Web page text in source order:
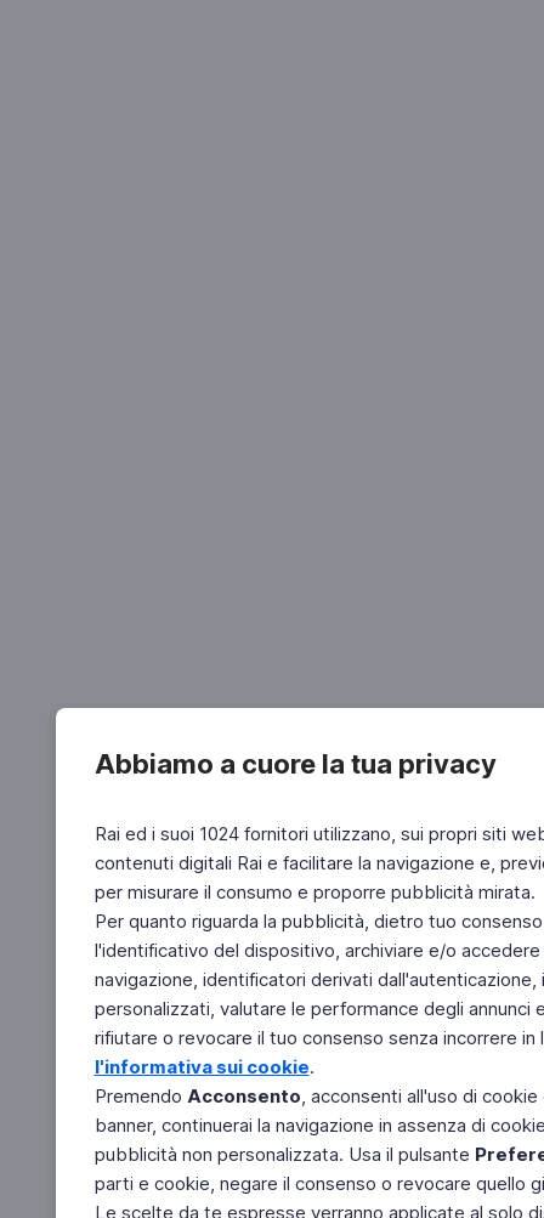
Abbiamo a cuore la tua privacy
Rai ed i suoi 1024 fornitori utilizzano, sui propri siti
contenuti digitali Rai e facilitare la navigazione e,
per misurare il consumo e proporre pubblicità mirata.
Per quanto riguarda la pubblicità, dietro tuo
l'identificativo del dispositivo, archiviare e/o
navigazione, identificatori derivati
personalizzati, valutare le performance degli
rifiutare o revocare il tuo consenso senza incorrere
l'informativa sui cookie.
Premendo Acconsento, acconsenti all'uso di
banner, continuerai la navigazione in assenza di
pubblicità non personalizzata. Usa il pulsante
parti e cookie, negare il consenso o revocare quello
Le scelte da te espresse verranno applicate al solo